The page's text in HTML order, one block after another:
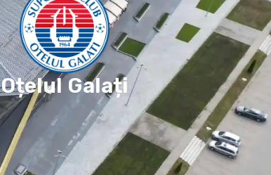
Oțelul Galați